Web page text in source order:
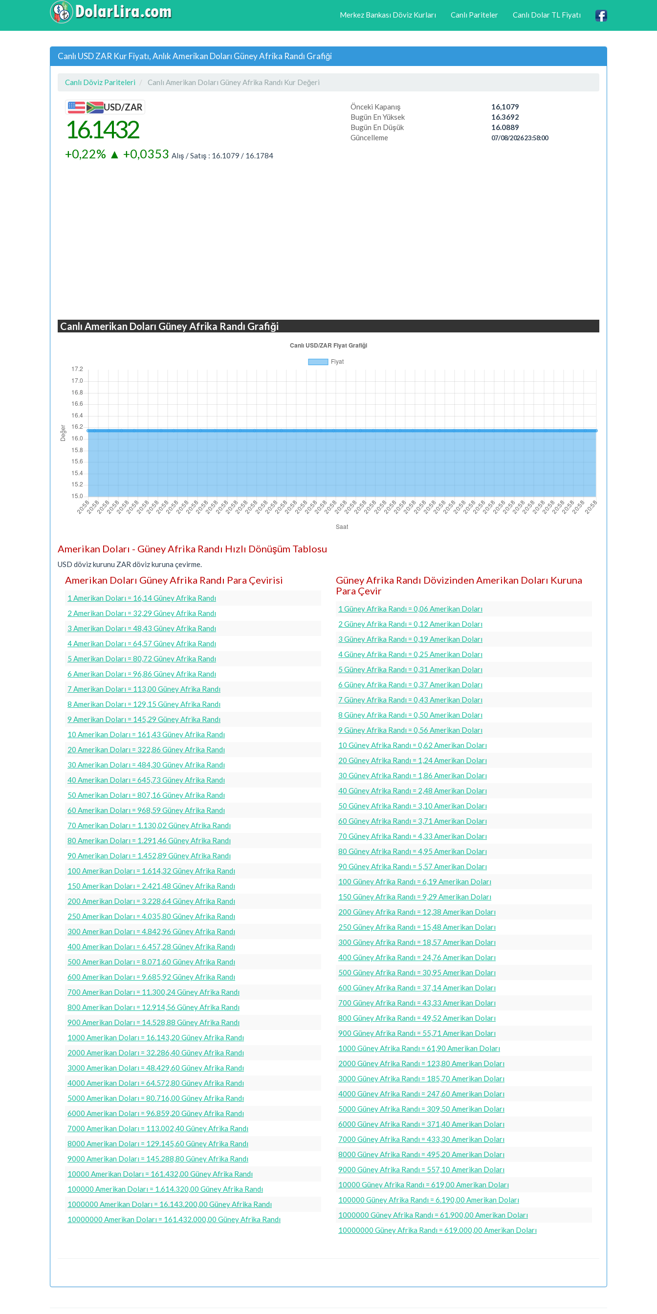
Merkez Bankası Döviz Kurları Canlı Pariteler Canlı Dolar TL Fiyatı
Canlı USD ZAR Kur Fiyatı, Anlık Amerikan Doları Güney Afrika Randı Grafiği
Canlı Döviz Pariteleri Canlı Amerikan Doları Güney Afrika Randı Kur Değeri
USD/ZAR
16.1432
+0,22% ▲ +0,0353 Alış / Satış : 16.1079 / 16.1784
Önceki Kapanış
16,1079
Bugün En Yüksek
16.3692
Bugün En Düşük
16.0889
Güncelleme
07/08/2026 23:58:00
Canlı Amerikan Doları Güney Afrika Randı Grafiği
Amerikan Doları - Güney Afrika Randı Hızlı Dönüşüm Tablosu
USD döviz kurunu ZAR döviz kuruna çevirme.
Amerikan Doları Güney Afrika Randı Para Çevirisi
1 Amerikan Doları = 16,14 Güney Afrika Randı
2 Amerikan Doları = 32,29 Güney Afrika Randı
3 Amerikan Doları = 48,43 Güney Afrika Randı
4 Amerikan Doları = 64,57 Güney Afrika Randı
5 Amerikan Doları = 80,72 Güney Afrika Randı
6 Amerikan Doları = 96,86 Güney Afrika Randı
7 Amerikan Doları = 113,00 Güney Afrika Randı
8 Amerikan Doları = 129,15 Güney Afrika Randı
9 Amerikan Doları = 145,29 Güney Afrika Randı
10 Amerikan Doları = 161,43 Güney Afrika Randı
20 Amerikan Doları = 322,86 Güney Afrika Randı
30 Amerikan Doları = 484,30 Güney Afrika Randı
40 Amerikan Doları = 645,73 Güney Afrika Randı
50 Amerikan Doları = 807,16 Güney Afrika Randı
60 Amerikan Doları = 968,59 Güney Afrika Randı
70 Amerikan Doları = 1.130,02 Güney Afrika Randı
80 Amerikan Doları = 1.291,46 Güney Afrika Randı
90 Amerikan Doları = 1.452,89 Güney Afrika Randı
100 Amerikan Doları = 1.614,32 Güney Afrika Randı
150 Amerikan Doları = 2.421,48 Güney Afrika Randı
200 Amerikan Doları = 3.228,64 Güney Afrika Randı
250 Amerikan Doları = 4.035,80 Güney Afrika Randı
300 Amerikan Doları = 4.842,96 Güney Afrika Randı
400 Amerikan Doları = 6.457,28 Güney Afrika Randı
500 Amerikan Doları = 8.071,60 Güney Afrika Randı
600 Amerikan Doları = 9.685,92 Güney Afrika Randı
700 Amerikan Doları = 11.300,24 Güney Afrika Randı
800 Amerikan Doları = 12.914,56 Güney Afrika Randı
900 Amerikan Doları = 14.528,88 Güney Afrika Randı
1000 Amerikan Doları = 16.143,20 Güney Afrika Randı
2000 Amerikan Doları = 32.286,40 Güney Afrika Randı
3000 Amerikan Doları = 48.429,60 Güney Afrika Randı
4000 Amerikan Doları = 64.572,80 Güney Afrika Randı
5000 Amerikan Doları = 80.716,00 Güney Afrika Randı
6000 Amerikan Doları = 96.859,20 Güney Afrika Randı
7000 Amerikan Doları = 113.002,40 Güney Afrika Randı
8000 Amerikan Doları = 129.145,60 Güney Afrika Randı
9000 Amerikan Doları = 145.288,80 Güney Afrika Randı
10000 Amerikan Doları = 161.432,00 Güney Afrika Randı
100000 Amerikan Doları = 1.614.320,00 Güney Afrika Randı
1000000 Amerikan Doları = 16.143.200,00 Güney Afrika Randı
10000000 Amerikan Doları = 161.432.000,00 Güney Afrika Randı
Güney Afrika Randı Dövizinden Amerikan Doları Kuruna
Para Çevir
1 Güney Afrika Randı = 0,06 Amerikan Doları
2 Güney Afrika Randı = 0,12 Amerikan Doları
3 Güney Afrika Randı = 0,19 Amerikan Doları
4 Güney Afrika Randı = 0,25 Amerikan Doları
5 Güney Afrika Randı = 0,31 Amerikan Doları
6 Güney Afrika Randı = 0,37 Amerikan Doları
7 Güney Afrika Randı = 0,43 Amerikan Doları
8 Güney Afrika Randı = 0,50 Amerikan Doları
9 Güney Afrika Randı = 0,56 Amerikan Doları
10 Güney Afrika Randı = 0,62 Amerikan Doları
20 Güney Afrika Randı = 1,24 Amerikan Doları
30 Güney Afrika Randı = 1,86 Amerikan Doları
40 Güney Afrika Randı = 2,48 Amerikan Doları
50 Güney Afrika Randı = 3,10 Amerikan Doları
60 Güney Afrika Randı = 3,71 Amerikan Doları
70 Güney Afrika Randı = 4,33 Amerikan Doları
80 Güney Afrika Randı = 4,95 Amerikan Doları
90 Güney Afrika Randı = 5,57 Amerikan Doları
100 Güney Afrika Randı = 6,19 Amerikan Doları
150 Güney Afrika Randı = 9,29 Amerikan Doları
200 Güney Afrika Randı = 12,38 Amerikan Doları
250 Güney Afrika Randı = 15,48 Amerikan Doları
300 Güney Afrika Randı = 18,57 Amerikan Doları
400 Güney Afrika Randı = 24,76 Amerikan Doları
500 Güney Afrika Randı = 30,95 Amerikan Doları
600 Güney Afrika Randı = 37,14 Amerikan Doları
700 Güney Afrika Randı = 43,33 Amerikan Doları
800 Güney Afrika Randı = 49,52 Amerikan Doları
900 Güney Afrika Randı = 55,71 Amerikan Doları
1000 Güney Afrika Randı = 61,90 Amerikan Doları
2000 Güney Afrika Randı = 123,80 Amerikan Doları
3000 Güney Afrika Randı = 185,70 Amerikan Doları
4000 Güney Afrika Randı = 247,60 Amerikan Doları
5000 Güney Afrika Randı = 309,50 Amerikan Doları
6000 Güney Afrika Randı = 371,40 Amerikan Doları
7000 Güney Afrika Randı = 433,30 Amerikan Doları
8000 Güney Afrika Randı = 495,20 Amerikan Doları
9000 Güney Afrika Randı = 557,10 Amerikan Doları
10000 Güney Afrika Randı = 619,00 Amerikan Doları
100000 Güney Afrika Randı = 6.190,00 Amerikan Doları
1000000 Güney Afrika Randı = 61.900,00 Amerikan Doları
10000000 Güney Afrika Randı = 619.000,00 Amerikan Doları